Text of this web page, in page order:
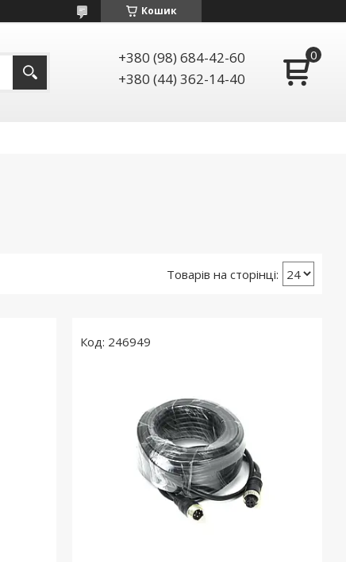
Кошик
+380 (98) 684-42-60
+380 (44) 362-14-40
246949